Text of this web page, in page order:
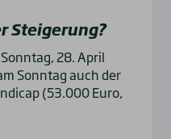
Stei­ge­rung?
28. April
Sonntag auch der
(53.000 Euro,